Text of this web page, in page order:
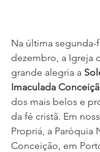
Na última segunda-
dezembro, a Igreja
grande alegria a
Imaculada
dos mais belos e
da fé cristã. Em
Propriá, a Paróquia
Conceição, em